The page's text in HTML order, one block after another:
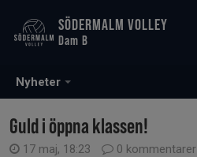
Nyheter
SÖDERMALM VOLLEY
Dam B
Guld i öppna klassen!
17 maj, 18:23 0 kommentarer